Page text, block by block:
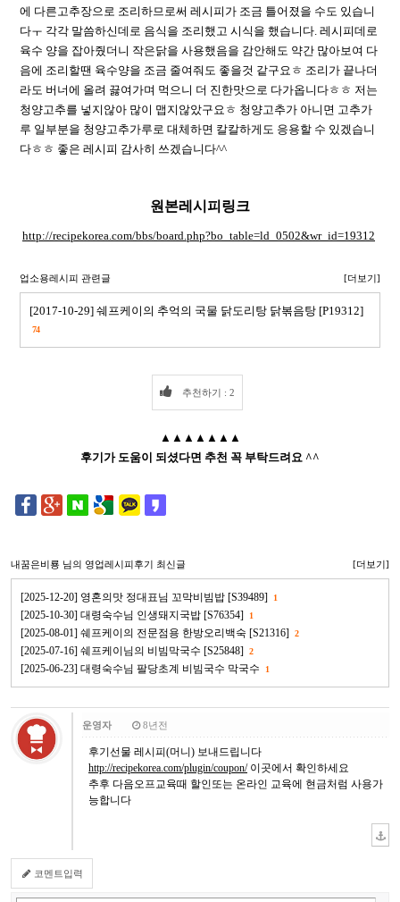
에 다른고추장으로 조리하므로써 레시피가 조금 틀어졌을 수도 있습니
다ㅜ 각각 말씀하신데로 음식을 조리했고 시식을 했습니다. 레시피데로
육수 양을 잡아줬더니 작은닭을 사용했음을 감안해도 약간 많아보여 다
음에 조리할땐 육수양을 조금 줄여줘도 좋을것 같구요ㅎ 조리가 끝나더
라도 버너에 올려 끓여가며 먹으니 더 진한맛으로 다가옵니다ㅎㅎ 저는
청양고추를 넣지않아 많이 맵지않았구요ㅎ 청양고추가 아니면 고추가
루 일부분을 청양고추가루로 대체하면 칼칼하게도 응용할 수 있겠습니
다ㅎㅎ 좋은 레시피 감사히 쓰겠습니다^^
원본레시피링크
http://recipekorea.com/bbs/board.php?bo_table=ld_0502&wr_id=19312
업소용레시피 관련글 [더보기]
[2017-10-29] 쉐프케이의 추억의 국물 닭도리탕 닭볶음탕 [P19312]
74
추천하기 : 2
▲▲▲▲▲▲▲
후기가 도움이 되셨다면 추천 꼭 부탁드려요 ^^
내꿈은비룡 님의 영업레시피후기 최신글 [더보기]
[2025-12-20] 영혼의맛 정대표님 꼬막비빔밥 [S39489] 1
[2025-10-30] 대령숙수님 인생돼지국밥 [S76354] 1
[2025-08-01] 쉐프케이의 전문점용 한방오리백숙 [S21316] 2
[2025-07-16] 쉐프케이님의 비빔막국수 [S25848] 2
[2025-06-23] 대령숙수님 팔당초계 비빔국수 막국수 1
운영자 8년전
후기선물 레시피(머니) 보내드립니다
http://recipekorea.com/plugin/coupon/이곳에서 확인하세요
추후 다음오프교육때 할인또는 온라인 교육에 현금처럼 사용가
능합니다
코멘트입력